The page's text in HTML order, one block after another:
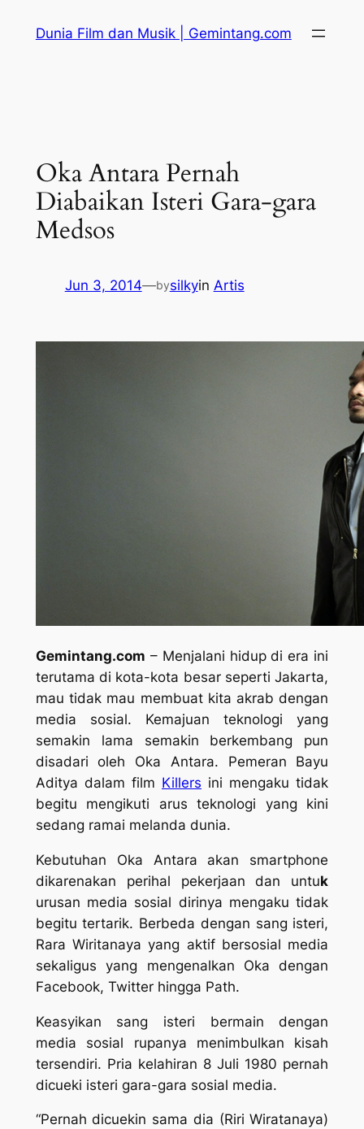
Dunia Film dan Musik | Gemintang.com
Oka Antara Pernah
Diabaikan Isteri Gara-gara
Medsos
Jun 3, 2014—bysilkyin Artis
Gemintang.com – Menjalani hidup di era ini
terutama di kota-kota besar seperti Jakarta,
mau tidak mau membuat kita akrab dengan
media sosial. Kemajuan teknologi yang
semakin lama semakin berkembang pun
disadari oleh Oka Antara. Pemeran Bayu
Aditya dalam film Killers ini mengaku tidak
begitu mengikuti arus teknologi yang kini
sedang ramai melanda dunia.
Kebutuhan Oka Antara akan smartphone
dikarenakan perihal pekerjaan dan untuk
urusan media sosial dirinya mengaku tidak
begitu tertarik. Berbeda dengan sang isteri,
Rara Wiritanaya yang aktif bersosial media
sekaligus yang mengenalkan Oka dengan
Facebook, Twitter hingga Path.
Keasyikan sang isteri bermain dengan
media sosial rupanya menimbulkan kisah
tersendiri. Pria kelahiran 8 Juli 1980 pernah
dicueki isteri gara-gara sosial media.
“Pernah dicuekin sama dia (Riri Wiratanaya)